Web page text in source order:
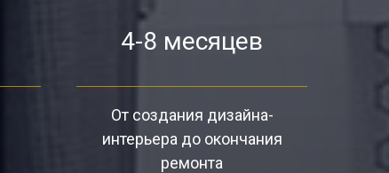
4-8 месяцев
От создания дизайна-
интерьера до окончания
ремонта